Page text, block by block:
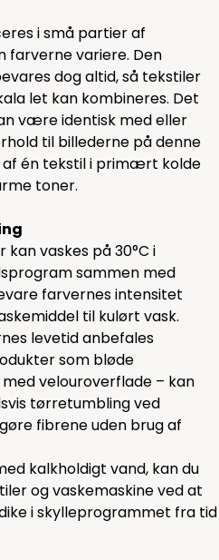
i små partier af
farverne variere. Den
dog altid, så tekstiler
let kan kombineres. Det
være identisk med eller
til billederne på denne
én tekstil i primært kolde
toner.
kan vaskes på 30°C i
sammen med
farvernes intensitet
til kulørt vask.
levetid anbefales
som bløde
velouroverflade – kan
tørretumbling ved
fibrene uden brug af
kalkholdigt vand, kan du
og vaskemaskine ved at
i skylleprogrammet fra tid